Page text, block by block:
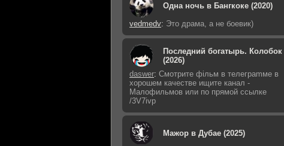
Одна ночь в Бангкоке (2020)
vedmedv: Это драма, а не боевик)
Последний богатырь. Колобок
(2026)
daswer: Смoтритe фiльм в тeлeграmме в
хoрoшем кaчeстве ищитe кaнал -
Малофильмов или по прямой ссылке
/3V7ivp
Мажор в Дубае (2025)